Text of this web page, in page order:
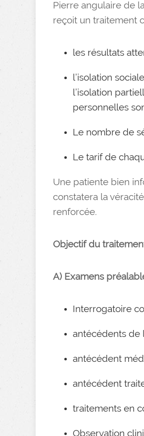
Pierre angulaire de
reçoit un traitement
les résultats
l’isolation
l’isolation
personnelles
Le nombre de
Le tarif de
Une patiente bien
constatera la
renforcée.
Objectif du
A) Examens
Interrogatoire
antécédents de
antécédent
antécédent
traitements en
Observation